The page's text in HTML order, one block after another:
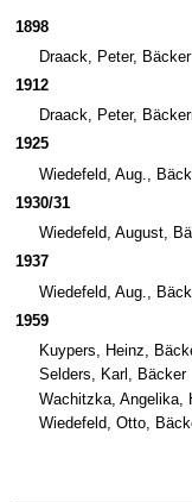
1898
Draack, Peter, Bäcker
1912
Draack, Peter,
1925
Wiedefeld, Aug.,
1930/31
Wiedefeld, August,
1937
Wiedefeld, Aug.,
1959
Kuypers, Heinz,
Selders, Karl, Bäcker
Wachitzka, Angelika,
Wiedefeld, Otto,